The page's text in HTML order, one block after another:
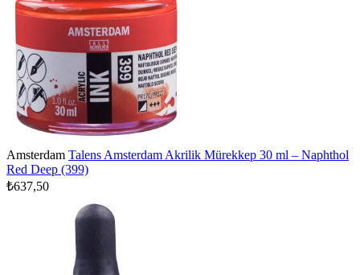
Amsterdam Talens Amsterdam Akrilik Mürekkep 30 ml – Naphthol
Red Deep (399)
₺637,50